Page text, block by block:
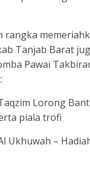
rangka
Tanjab Barat
Pawai
Lorong
piala trofi
Ukhuwah –